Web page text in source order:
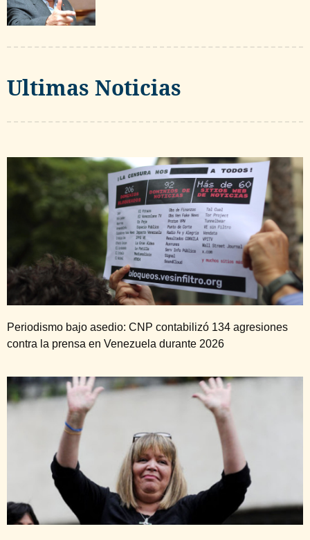
Ultimas Noticias
Periodismo bajo asedio: CNP contabilizó 134 agresiones
contra la prensa en Venezuela durante 2026